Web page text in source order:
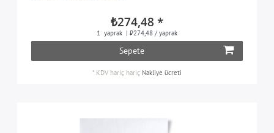
₺274,48 *
1 yaprak | ₺274,48 / yaprak
Sepete
* KDV hariç hariç Nakliye ücreti